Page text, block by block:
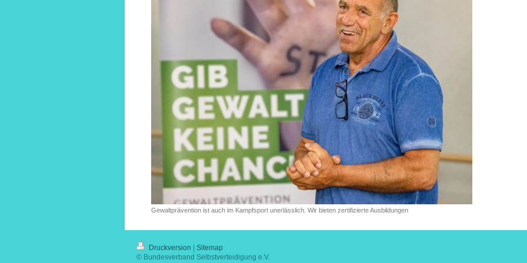
Gewaltprävention ist auch im Kampfsport unerlässlich. Wir bieten zertifizierte Ausbildungen
Druckversion
Sitemap
© Bundesverband Selbstverteidigung e.V.